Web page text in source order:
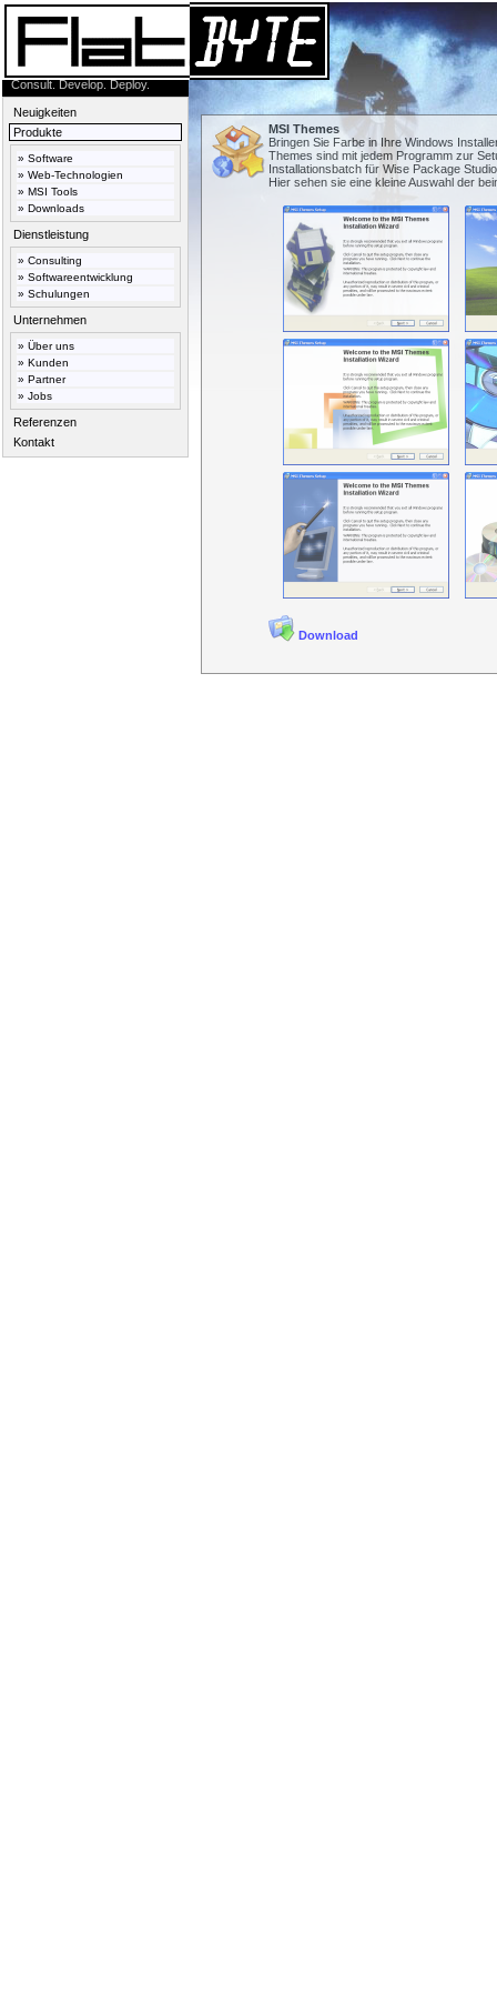
Consult. Develop. Deploy.
Neuigkeiten
Produkte
» Software
» Web-Technologien
» MSI Tools
» Downloads
Dienstleistung
» Consulting
» Softwareentwicklung
» Schulungen
Unternehmen
» Über uns
» Kunden
» Partner
» Jobs
Referenzen
Kontakt
MSI Themes
Bringen Sie Farbe in Ihre Windows
Themes sind mit jedem Programm zur
Installationsbatch für Wise Package
Hier sehen sie eine kleine Auswahl der
Download